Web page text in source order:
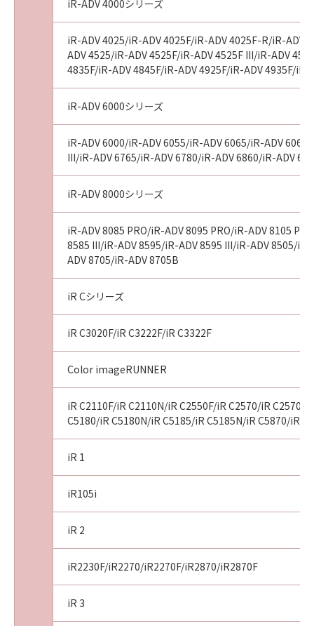
たは関連してお客様と第三者との間に生じるい
のとします。
５．サポートおよびアップデート
キヤノン、キヤノンの子会社、それらの販売代
サーは、「許諾ソフトウェア」のメンテナンス
およびお客様による「許諾ソフトウェア」の使
用の支援、並びに「許諾ソフトウェア」に対す
るアップデート、バグの修正またはサポートの
提供について、いかなる責任を負うものでもあ
りません。
６．輸出
お客様は、日本国政府または該当国の政府より
必要な認可等を得ることなしに、「許諾ソフト
ウェア」の全部または一部を、直接または間接
に輸出してはなりません。
７．契約期間
本契約は、お客様が本契約とともに提供される
同意を示すボタンをクリックし、または「許諾
ソフトウェア」をインストールした時点で発効
効に存続します。
のバックアップコピーおよびインストール済み
の「ソフトウェア」、保存済みの「コンテンツ
ール済みの｢更新データ｣は含まないものとしま
す。以下同じ。）を消去することにより本契約
を終了させることができます。
キヤノンは、お客様が本契約のいずれかの条項
に違反した場合、直ちに本契約を終了させるこ
とができます。
iR-ADV 4000シリーズ
iR-ADV 4025/iR-ADV 4025F/iR-ADV 4025F-R/iR-ADV
ADV 4525/iR-ADV 4525F/iR-ADV 4525F III/iR-ADV
4835F/iR-ADV 4845F/iR-ADV 4925F/iR-ADV 4935F/iR-
iR-ADV 6000シリーズ
iR-ADV 6000/iR-ADV 6055/iR-ADV 6065/iR-ADV
III/iR-ADV 6765/iR-ADV 6780/iR-ADV 6860/iR-ADV
iR-ADV 8000シリーズ
iR-ADV 8085 PRO/iR-ADV 8095 PRO/iR-ADV 8105
8585 III/iR-ADV 8595/iR-ADV 8595 III/iR-ADV 8505/
ADV 8705/iR-ADV 8705B
iR Cシリーズ
iR C3020F/iR C3222F/iR C3322F
Color imageRUNNER
iR C2110F/iR C2110N/iR C2550F/iR C2570/iR
C5180/iR C5180N/iR C5185/iR C5185N/iR C5870/iR
iR 1
iR105i
iR 2
iR2230F/iR2270/iR2270F/iR2870/iR2870F
iR 3